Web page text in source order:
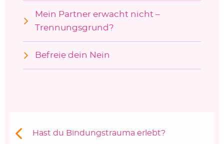
Mein Partner erwacht nicht –
Trennungsgrund?
Befreie dein Nein
Vorheriger Beitrag:
Hast du Bindungstrauma erlebt?